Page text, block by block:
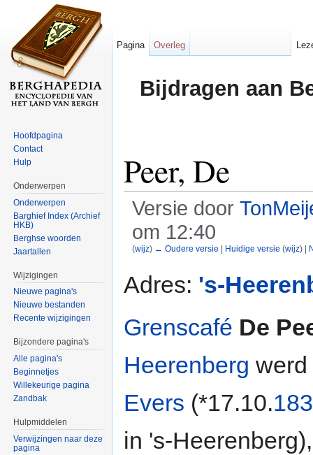
Bijdragen aan
Peer, De
Versie door
om 12:40
(wijz) ← Oudere versie Huidige versie (wijz) |
Adres: 's-
Grenscafé De
Heerenberg
Evers (*17.10.
in 's-
Pagina Overleg
Hoofdpagina
Contact
Hulp
Onderwerpen
Onderwerpen
Barghief Index (Archief
HKB)
Berghse woorden
Jaartallen
Wijzigingen
Nieuwe pagina's
Nieuwe bestanden
Recente wijzigingen
Bijzondere pagina's
Alle pagina's
Beginnetjes
Willekeurige pagina
Zandbak
Hulpmiddelen
Verwijzingen naar deze
pagina